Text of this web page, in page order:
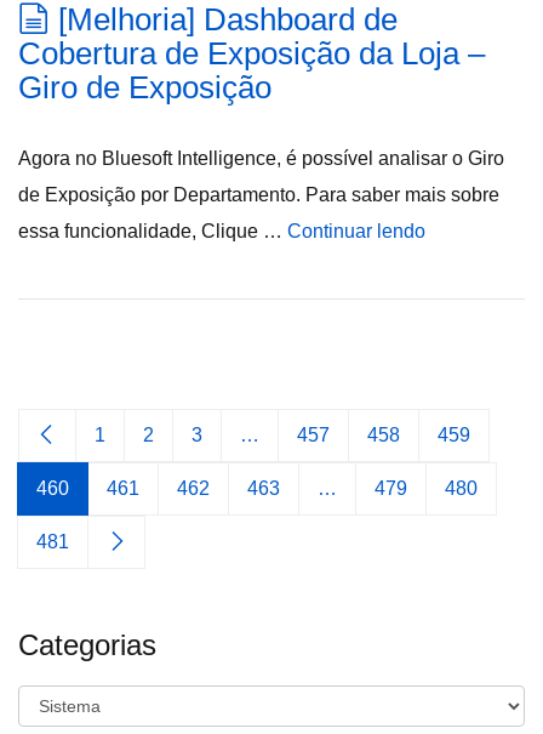
[Melhoria] Dashboard de
Cobertura de Exposição da Loja –
Giro de Exposição
Agora no Bluesoft Intelligence, é possível analisar o Giro
de Exposição por Departamento. Para saber mais sobre
essa funcionalidade, Clique … Continuar lendo
1 2 3 … 457 458 459
460 461 462 463 … 479 480
481
Categorias
Categorias